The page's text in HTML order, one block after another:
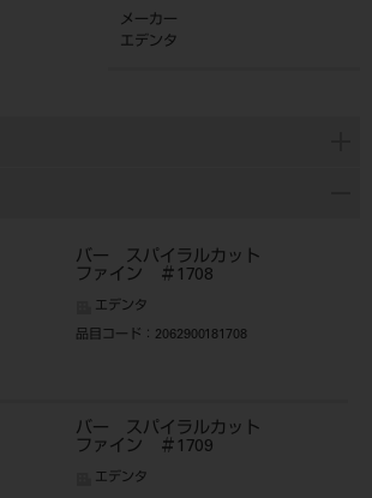
メーカー
エデンタ
バー スパイラルカット
ファイン ＃1708
エデンタ
品目コード ：2062900181708
バー スパイラルカット
ファイン ＃1709
エデンタ